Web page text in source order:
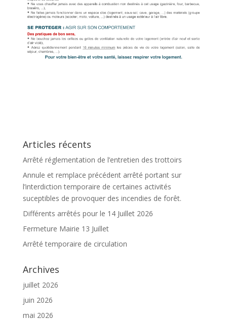
Articles récents
Arrêté réglementation de l’entretien des trottoirs
Annule et remplace précédent arrêté portant sur
l’interdiction temporaire de certaines activités
suceptibles de provoquer des incendies de forêt.
Différents arrêtés pour le 14 Juillet 2026
Fermeture Mairie 13 Juillet
Arrêté temporaire de circulation
Archives
juillet 2026
juin 2026
mai 2026